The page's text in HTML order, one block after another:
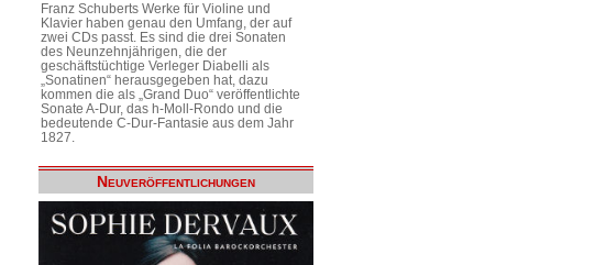
Franz Schuberts Werke für Violine und
Klavier haben genau den Umfang, der auf
zwei CDs passt. Es sind die drei Sonaten
des Neunzehnjährigen, die der
geschäftstüchtige Verleger Diabelli als
„Sonatinen“ herausgegeben hat, dazu
kommen die als „Grand Duo“ veröffentlichte
Sonate A-Dur, das h-Moll-Rondo und die
bedeutende C-Dur-Fantasie aus dem Jahr
1827.
Neuveröffentlichungen